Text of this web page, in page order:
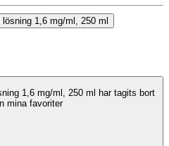
1,6 mg/ml, 250 ml
1,6 mg/ml, 250 ml har tagits bort
mina favoriter